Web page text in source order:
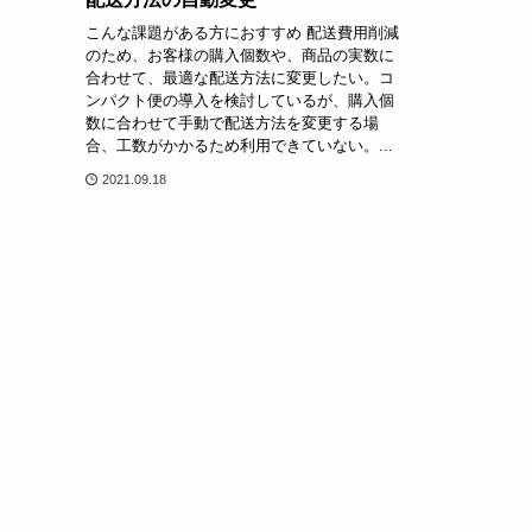
こんな課題がある方におすすめ 配送費用削減
のため、お客様の購入個数や、商品の実数に
合わせて、最適な配送方法に変更したい。コ
ンパクト便の導入を検討しているが、購入個
数に合わせて手動で配送方法を変更する場
合、工数がかかるため利用できていない。...
2021.09.18